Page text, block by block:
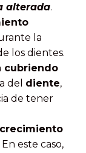
alterada.
la
los dientes.
cubriendo
del diente,
de tener
crecimiento
En este caso,